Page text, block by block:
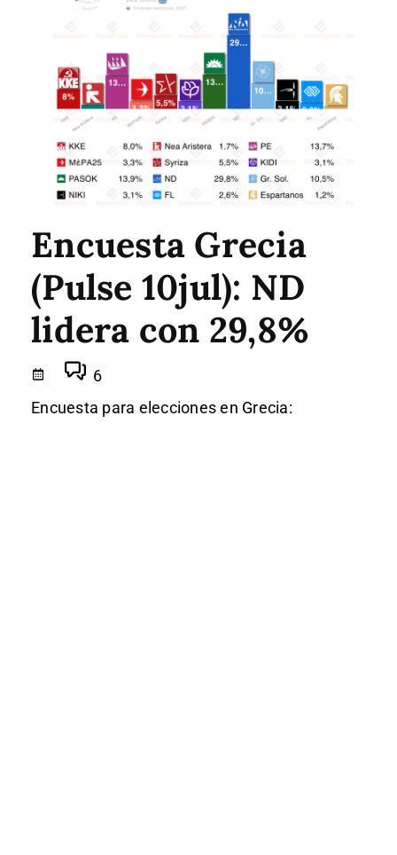
Encuesta Grecia
(Pulse 10jul): ND
lidera con 29,8%
6
Encuesta para elecciones en Grecia: